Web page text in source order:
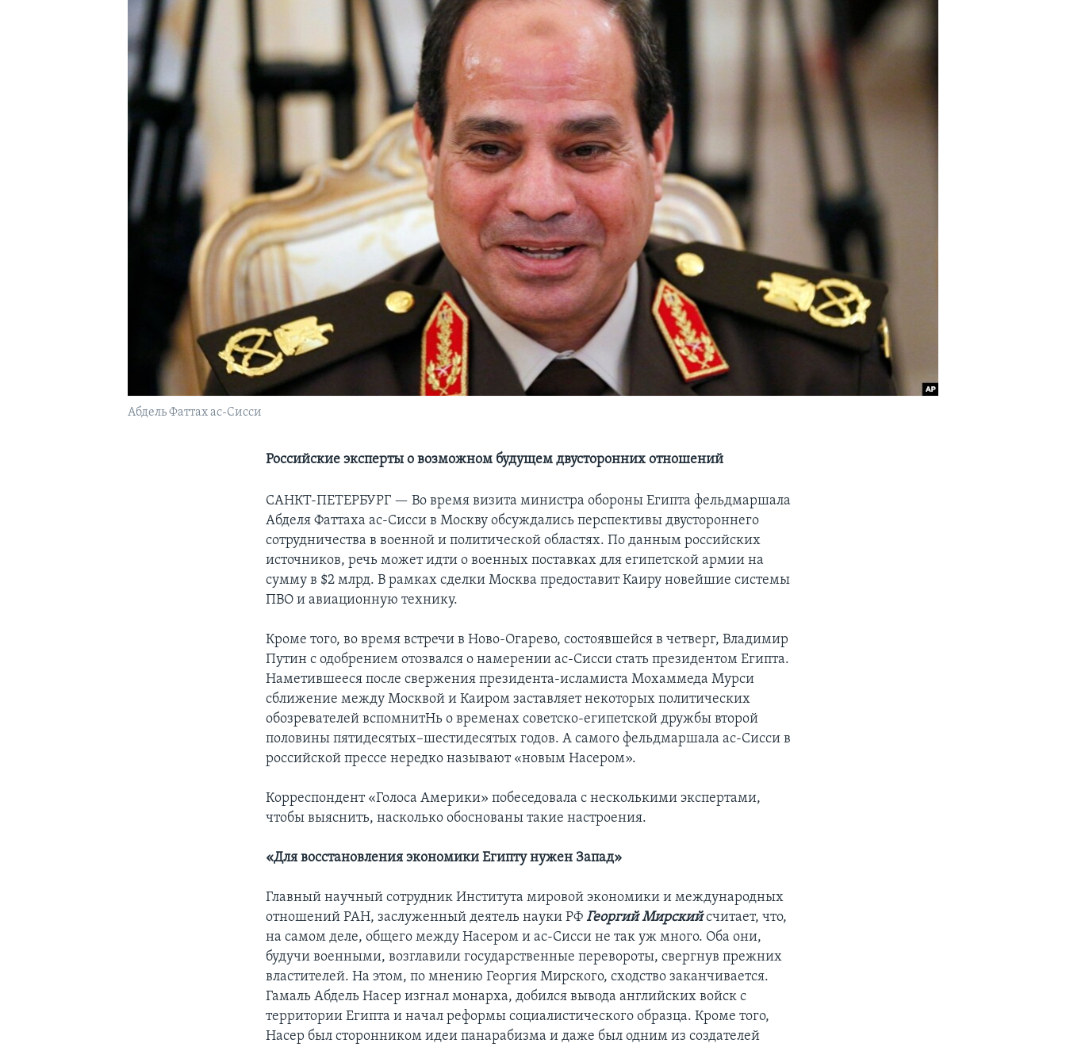
Абдель Фаттах ас-Сисси
Российские эксперты о возможном будущем двусторонних отношений
САНКТ-ПЕТЕРБУРГ —Во время визита министра обороны Египта фельдмаршала
Абделя Фаттаха ас-Сисси в Москву обсуждались перспективы двустороннего
сотрудничества в военной и политической областях. По данным российских
источников, речь может идти о военных поставках для египетской армии на
сумму в $2 млрд. В рамках сделки Москва предоставит Каиру новейшие системы
ПВО и авиационную технику.
Кроме того, во время встречи в Ново-Огарево, состоявшейся в четверг, Владимир
Путин с одобрением отозвался о намерении ас-Сисси стать президентом Египта.
Наметившееся после свержения президента-исламиста Мохаммеда Мурси
сближение между Москвой и Каиром заставляет некоторых политических
обозревателей вспомнитHь о временах советско-египетской дружбы второй
половины пятидесятых–шестидесятых годов. А самого фельдмаршала ас-Сисси в
российской прессе нередко называют «новым Насером».
Корреспондент «Голоса Америки» побеседовала с несколькими экспертами,
чтобы выяснить, насколько обоснованы такие настроения.
«Для восстановления экономики Египту нужен Запад»
Главный научный сотрудник Института мировой экономики и международных
отношений РАН, заслуженный деятель науки РФ Георгий Мирскийсчитает, что,
на самом деле, общего между Насером и ас-Сисси не так уж много. Оба они,
будучи военными, возглавили государственные перевороты, свергнув прежних
властителей. На этом, по мнению Георгия Мирского, сходство заканчивается.
Гамаль Абдель Насер изгнал монарха, добился вывода английских войск с
территории Египта и начал реформы социалистического образца. Кроме того,
Насер был сторонником идеи панарабизма и даже был одним из создателей